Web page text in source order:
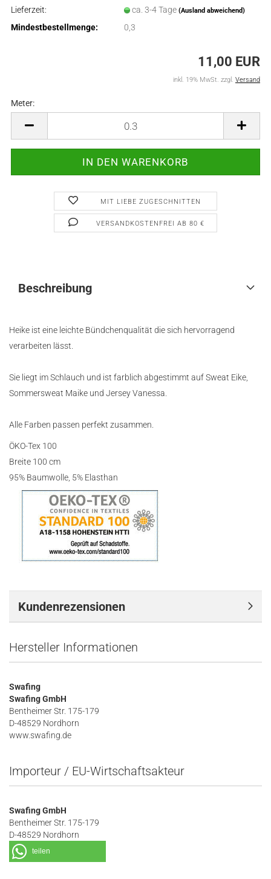
Lieferzeit: ca. 3-4 Tage (Ausland abweichend)
Mindestbestellmenge: 0,3
11,00 EUR
inkl. 19% MwSt. zzgl. Versand
Meter:
MIT LIEBE ZUGESCHNITTEN
VERSANDKOSTENFREI AB 80 €
Beschreibung
Heike ist eine leichte Bündchenqualität die sich hervorragend
verarbeiten lässt.
Sie liegt im Schlauch und ist farblich abgestimmt auf Sweat Eike,
Sommersweat Maike und Jersey Vanessa.
Alle Farben passen perfekt zusammen.
ÖKO-Tex 100
Breite 100 cm
95% Baumwolle, 5% Elasthan
Kundenrezensionen
Hersteller Informationen
Swafing
Swafing GmbH
Bentheimer Str. 175-179
D-48529 Nordhorn
www.swafing.de
Importeur / EU-Wirtschaftsakteur
Swafing GmbH
Bentheimer Str. 175-179
D-48529 Nordhorn
teilen